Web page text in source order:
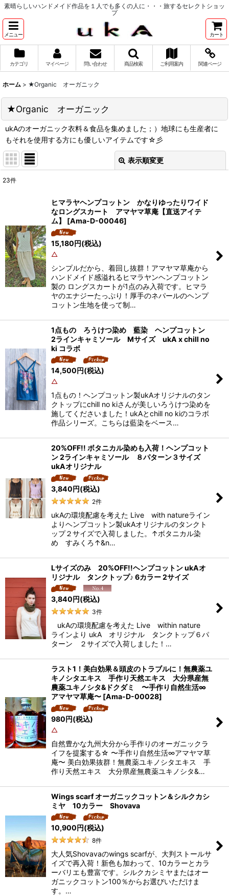
素晴らしいハンドメイド作品を１人でも多くの人に・・・旅するセレクトショッ
プ
メニュー カート
カテゴリ マイページ 問い合わせ 商品検索 ご利用案内 関連ページ
ホーム > ★Organic オーガニック
★Organic オーガニック
ukAのオーガニック衣料＆食品を集めました；）地球にも生産者に
もそれを使用する方にも優しいアイテムです☆彡
表示順変更
絞り込む
23件
ヒマラヤヘンプコットン かなりゆったりワイド
なロングスカート アマヤマ草庵【直送アイテ
ム】
[Ama-D-00046]
15,180円(税込)
△
シンプルだから、着回し抜群！アマヤマ草庵から
ハンドメイド感溢れるヒマラヤンヘンプコットン
製の ロングスカートが1点のみ入荷です。ヒマラ
ヤのエナジーたっぷり！厚手のネパールのヘンプ
コットン生地を使って制…
1点もの ろうけつ染め 藍染 ヘンプコットン
2ラインキャミソール Mサイズ ukA x chill no
ki コラボ
14,500円(税込)
△
1点もの！ヘンプコットン製ukAオリジナルのタン
クトップにchill no kiさんが美しいろうけつ染めを
施してくださいました！ukAとchill no kiのコラボ
作品シリーズ。こちらは藍染をベース…
20%OFF!! ボタニカル染めも入荷！ヘンプコット
ン 2ラインキャミソール ８パターン３サイズ
ukAオリジナル
3,840円(税込)
2件
ukAの環境配慮を考えた Live with natureライン
よりヘンプコットン製ukAオリジナルのタンクト
ップ２サイズで入荷しました。↑ボタニカル染
め すみくろ↑&n…
Lサイズのみ 20%OFF!!ヘンプコットン ukAオ
リジナル タンクトップ♪ 6カラー 2サイズ
3,840円(税込)
3件
ukAの環境配慮を考えた Live within nature
ラインより ukA オリジナル タンクトップ６パ
ターン ２サイズで入荷しました！…
ラスト1！美白効果＆頭皮のトラブルに！無農薬ユ
キノシタエキス 手作り天然エキス 大分県産無
農薬ユキノシタ&ドクダミ 〜手作り自然生活∞
アマヤマ草庵〜 [Ama-D-00028]
980円(税込)
△
自然豊かな九州大分から手作りのオーガニックラ
イフを提案する☆ 〜手作り自然生活∞アマヤマ草
庵〜 美白効果抜群！無農薬ユキノシタエキス 手
作り天然エキス 大分県産無農薬ユキノシタ&…
Wings scarf オーガニックコットン＆シルクカシ
ミヤ 10カラー Shovava
10,900円(税込)
8件
大人気Shovavaのwings scarfが、大判ストールサ
イズで再入荷！新色も加わって、10カラーとカラ
ーバリエも豊富です。シルクカシミヤまたはオー
ガニックコットン100％からお選びいただけま
す。…